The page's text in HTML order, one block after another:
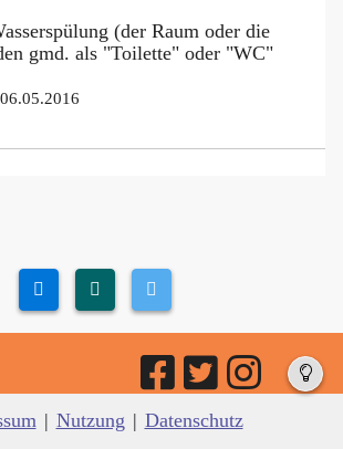
(der Raum oder die
gmd. als "Toilette" oder "WC"
06.05.2016
| Nutzung | Datenschutz